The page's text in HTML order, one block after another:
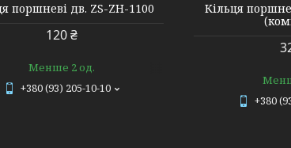
поршневі дв. ZS-ZH-1100
120 ₴
Менше 2 од.
+380 (93) 205-10-10
Кільця
+380